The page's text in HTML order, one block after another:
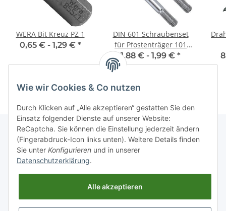
WERA Bit Kreuz PZ 1
0,65 € - 1,29 € *
DIN 601 Schraubenset
für Pfostenträger 101
mm
1,88 € - 1,99 € *
Informationen
Wie wir Cookies & Co nutzen
Durch Klicken auf „Alle akzeptieren“ gestatten Sie den
Einsatz folgender Dienste auf unserer Website:
ReCaptcha. Sie können die Einstellung jederzeit ändern
(Fingerabdruck-Icon links unten). Weitere Details finden
Sie unter Konfigurieren und in unserer
Datenschutzerklärung.
Alle akzeptieren